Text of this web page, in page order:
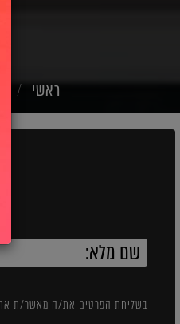
ראשי
בשליחת הפרטים את/ה מאשר/ת